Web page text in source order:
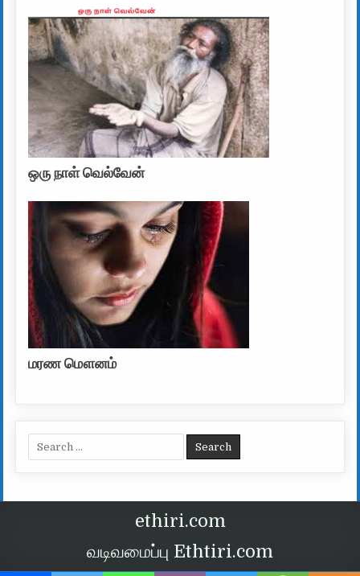
ஒரு நாள் வெல்வேன்
மரண மௌனம்
Search for:
ethiri.com
வடிவமைப்பு Ethtiri.com